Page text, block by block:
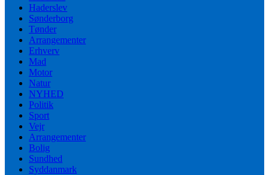
Haderslev
Sønderborg
Tønder
Arrangementer
Erhverv
Mad
Motor
Natur
NYHED
Politik
Sport
Vejr
Arrangementer
Bolig
Sundhed
Syddanmark